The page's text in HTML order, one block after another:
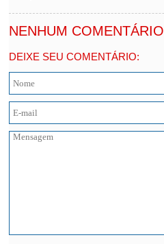
NENHUM COMENTÁRIO
DEIXE SEU COMENTÁRIO: